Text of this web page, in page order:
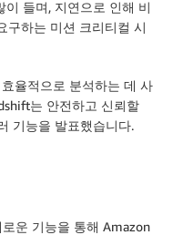
들며, 지연으로 인해 비
구하는 미션 크리티컬 시
율적으로 분석하는 데 사
는 안전하고 신뢰할
기능을 발표했습니다.
운 기능을 통해 Amazon